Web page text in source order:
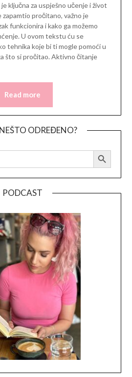
ključna za uspješno učenje i život
pročitano, važno je
funkcionira i kako ga možemo
U ovom tekstu ću se
tehnika koje bi ti mogle pomoći u
što si pročitao. Aktivno čitanje
Read more
ODREĐENO?
Search Button
PODCAST